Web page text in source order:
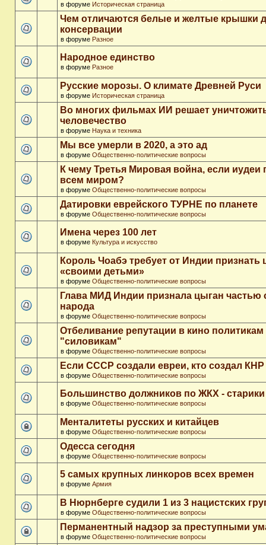
в форуме Историческая страница
Чем отличаются белые и желтые крышки
консервации
в форуме Разное
Народное единство
в форуме Разное
Русские морозы. О климате Древней Руси
в форуме Историческая страница
Во многих фильмах ИИ решает
человечество
в форуме Наука и техника
Мы все умерли в 2020, а это ад
в форуме Общественно-политические вопросы
К чему Третья Мировая война, если иудеи
всем миром?
в форуме Общественно-политические вопросы
Датировки еврейского ТУРНЕ по планете
в форуме Общественно-политические вопросы
Имена через 100 лет
в форуме Культура и искусство
Король Чоабэ требует от Индии признать
«своими детьми»
в форуме Общественно-политические вопросы
Глава МИД Индии признала цыган частью
народа
в форуме Общественно-политические вопросы
Отбеливание репутации в кино политикам
"силовикам"
в форуме Общественно-политические вопросы
Если СССР создали евреи, кто создал
в форуме Общественно-политические вопросы
Большинство должников по ЖКХ - старики
в форуме Общественно-политические вопросы
Менталитеты русских и китайцев
в форуме Общественно-политические вопросы
Одесса сегодня
в форуме Общественно-политические вопросы
5 самых крупных линкоров всех времен
в форуме Армия
В Нюрнберге судили 1 из 3 нацистских
в форуме Общественно-политические вопросы
Перманентный надзор за преступными
в форуме Общественно-политические вопросы